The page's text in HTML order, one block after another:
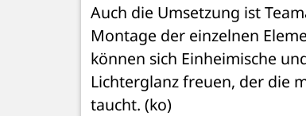
Auch die Umsetzung ist
Montage der einzelnen
können sich Einheimische
Lichterglanz freuen, der die
taucht. (ko)